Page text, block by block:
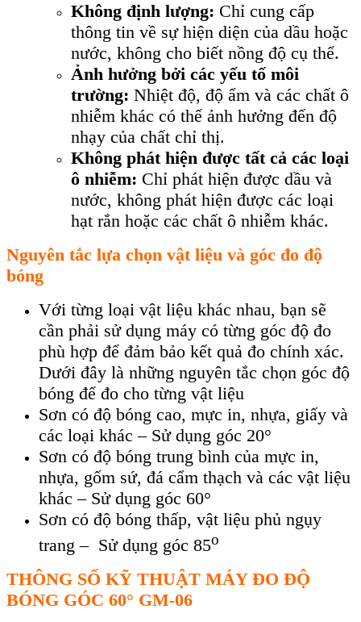
Không định lượng: Chỉ cung cấp
thông tin về sự hiện diện của dầu hoặc
nước, không cho biết nồng độ cụ thể.
Ảnh hưởng bởi các yếu tố môi
trường: Nhiệt độ, độ ẩm và các chất ô
nhiễm khác có thể ảnh hưởng đến độ
nhạy của chất chỉ thị.
Không phát hiện được tất cả các loại
ô nhiễm: Chỉ phát hiện được dầu và
nước, không phát hiện được các loại
hạt rắn hoặc các chất ô nhiễm khác.
Nguyên tắc lựa chọn vật liệu và góc đo độ
bóng
Với từng loại vật liệu khác nhau, bạn sẽ
cần phải sử dụng máy có từng góc độ đo
phù hợp để đảm bảo kết quả đo chính xác.
Dưới đây là những nguyên tắc chọn góc độ
bóng để đo cho từng vật liệu
Sơn có độ bóng cao, mực in, nhựa, giấy và
các loại khác – Sử dụng góc 20°
Sơn có độ bóng trung bình của mực in,
nhựa, gốm sứ, đá cẩm thạch và các vật liệu
khác – Sử dụng góc 60°
Sơn có độ bóng thấp, vật liệu phủ ngụy
trang – Sử dụng góc 85o
THÔNG SỐ KỸ THUẬT MÁY ĐO ĐỘ
BÓNG GÓC 60° GM-06